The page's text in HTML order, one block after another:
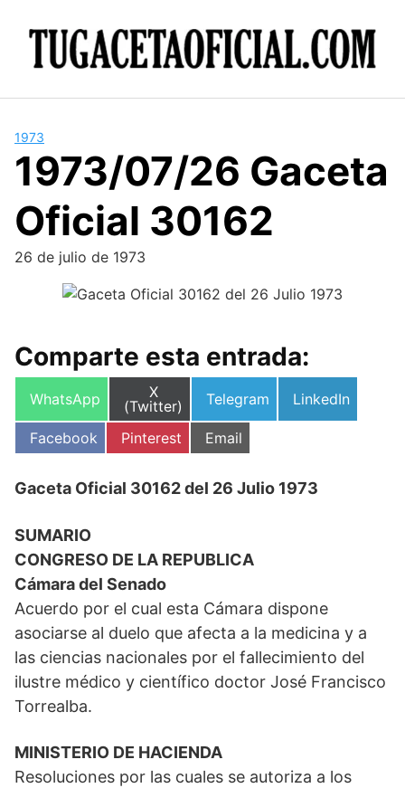
1973
1973/07/26 Gaceta
Oficial 30162
26 de julio de 1973
Comparte esta entrada:
Compartir
WhatsApp
Compartir
en
X
(Twitter)
Compartir
Telegram
Compartir
LinkedIn
Compartir
en
Facebook
Compartir
en
Pinterest
Compartir
en
Email
Gaceta Oficial 30162 del 26 Julio 1973
SUMARIO
CONGRESO DE LA REPUBLICA
Cámara del Senado
Acuerdo por el cual esta Cámara dispone
asociarse al duelo que afecta a la medicina y a
las ciencias nacionales por el fallecimiento del
ilustre médico y científico doctor José Francisco
Torrealba.
MINISTERIO DE HACIENDA
Resoluciones por las cuales se autoriza a los